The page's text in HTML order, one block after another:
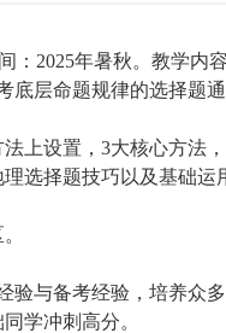
：2025年暑秋。教学内
层命题规律的选择题通
上设置，3大核心方法
选择题技巧以及基础运
验与备考经验，培养众
学冲刺高分。